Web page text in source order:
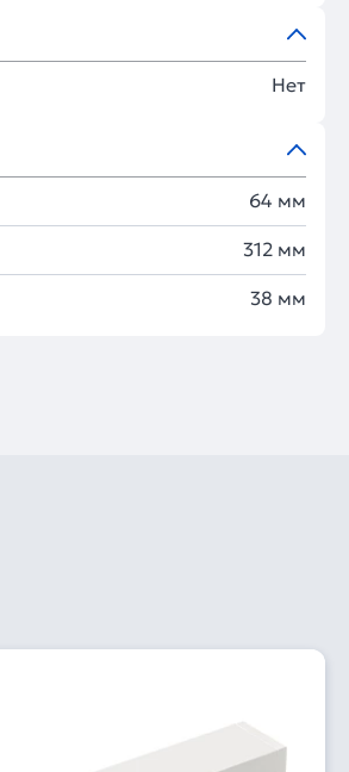
Нет
64 мм
312 мм
38 мм